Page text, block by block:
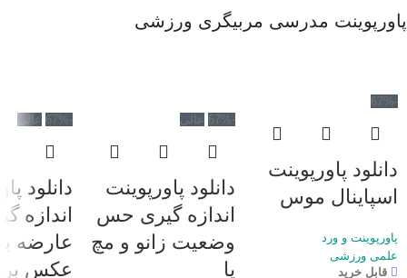
پاورپوینت مدرسی مربیگری ورزشی
-67%
دانلود پاورپوینت
اسپاینال موس
پاورپوینت و ورد
علمی ورزشی
قابل خرید
-67% عالی
دانلود پاورپوینت
اندازه گیری حس
وضعیت زانو و مچ
پا
-67% عالی
دانلود
اندازه
عارضه
عکس